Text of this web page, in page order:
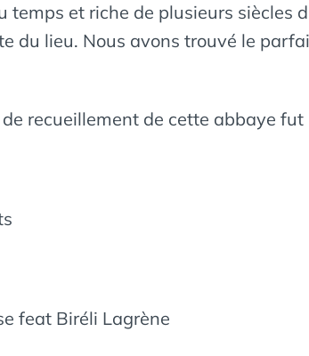
et riche de plusieurs siècles
du lieu. Nous avons trouvé le
de recueillement de cette abbaye
feat Biréli Lagrène